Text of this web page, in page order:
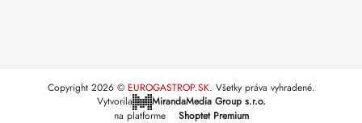
Vytvorila
MirandaMedia Group s.r.o.
na platforme
Shoptet Premium
Copyright 2026 EUROGASTROP.SK. Všetky práva vyhradené.